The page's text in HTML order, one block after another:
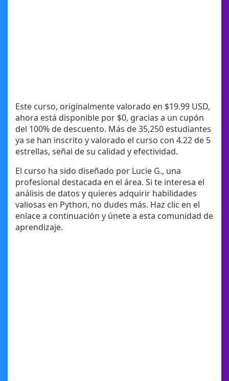
Este curso, originalmente valorado en $19.99 USD,
ahora está disponible por $0, gracias a un cupón
del 100% de descuento. Más de 35,250 estudiantes
ya se han inscrito y valorado el curso con 4.22 de 5
estrellas, señal de su calidad y efectividad.
El curso ha sido diseñado por Lucie G., una
profesional destacada en el área. Si te interesa el
análisis de datos y quieres adquirir habilidades
valiosas en Python, no dudes más. Haz clic en el
enlace a continuación y únete a esta comunidad de
aprendizaje.